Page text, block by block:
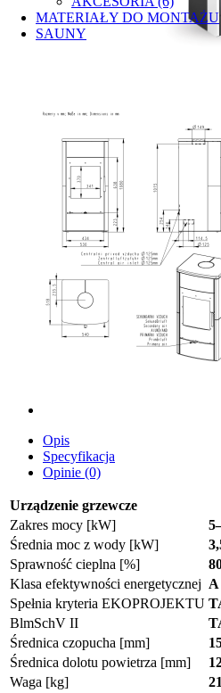
MATERIAŁY DO MONTAŻU
SAUNY
Opis
Specyfikacja
Opinie (0)
Urządzenie grzewcze
Zakres mocy [kW]
Średnia moc z wody [kW]
Sprawność cieplna [%]
Klasa efektywności energetycznej A
Spełnia kryteria EKOPROJEKTU
BlmSchV II
Średnica czopucha [mm]
Średnica dolotu powietrza [mm]
Waga [kg]